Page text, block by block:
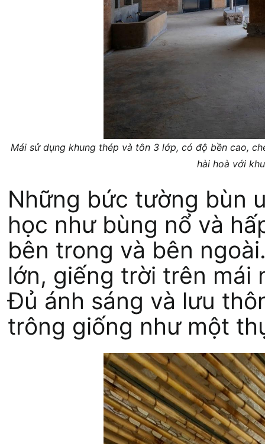
Mái sử dụng khung thép và tôn 3 lớp, có độ bền cao,
hài hoà với
Những bức tường bùn
học như bùng nổ và
bên trong và bên
lớn, giếng trời trên mái
Đủ ánh sáng và lưu
trông giống như một